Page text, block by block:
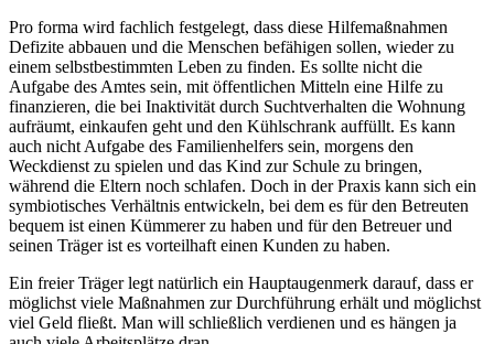
Pro forma wird fachlich festgelegt, dass diese Hilfe­maßnahmen
Defizite abbauen und die Menschen befähigen sollen, wieder zu
einem selbstbestimmten Leben zu finden. Es sollte nicht die
Aufgabe des Amtes sein, mit öffentlichen Mitteln eine Hilfe zu
finanzieren, die bei Inaktivität durch Suchtverhalten die Wohnung
aufräumt, einkaufen geht und den Kühlschrank auffüllt. Es kann
auch nicht Aufgabe des Familien­helfers sein, morgens den
Weckdienst zu spielen und das Kind zur Schule zu bringen,
während die Eltern noch schlafen. Doch in der Praxis kann sich ein
symbiotisches Verhältnis entwickeln, bei dem es für den Betreuten
bequem ist einen Kümmerer zu haben und für den Betreuer und
seinen Träger ist es vorteilhaft einen Kunden zu haben.
Ein freier Träger legt natürlich ein Haupt­augen­merk darauf, dass er
möglichst viele Maßnahmen zur Durchführung erhält und möglichst
viel Geld fließt. Man will schließlich verdienen und es hängen ja